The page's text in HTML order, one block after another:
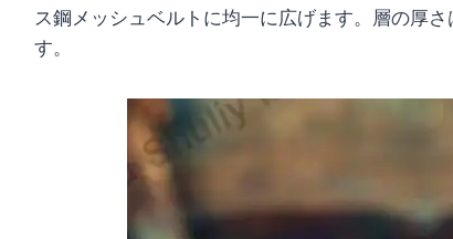
ス鋼メッシュベルトに均一に広げます。層の厚
す。